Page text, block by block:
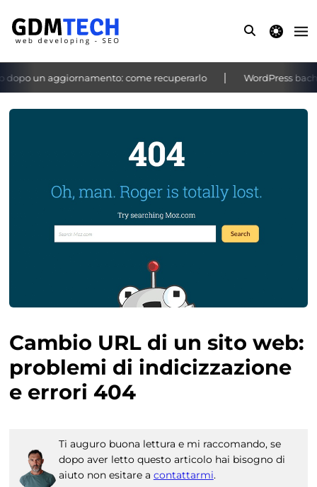
theme
un aggiornamento: come recuperarlo WordPress
‹ ›
Cambio URL di un sito web:
problemi di indicizzazione
e errori 404
Ti auguro buona lettura e mi raccomando, se
dopo aver letto questo articolo hai bisogno di
aiuto non esitare a contattarmi.